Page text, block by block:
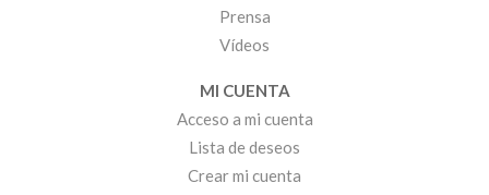
Prensa
Vídeos
MI CUENTA
Acceso a mi cuenta
Lista de deseos
Crear mi cuenta